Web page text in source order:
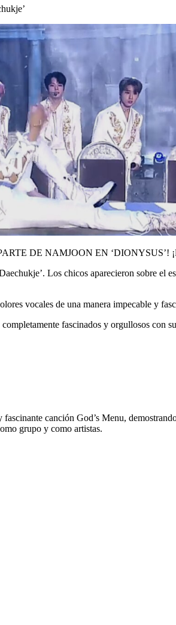
DE NAMJOON EN ‘DIONYSUS’!
Los chicos aparecieron sobre el
vocales de una manera impecable y
fascinados y orgullosos con
canción God’s Menu,
grupo y como artistas.